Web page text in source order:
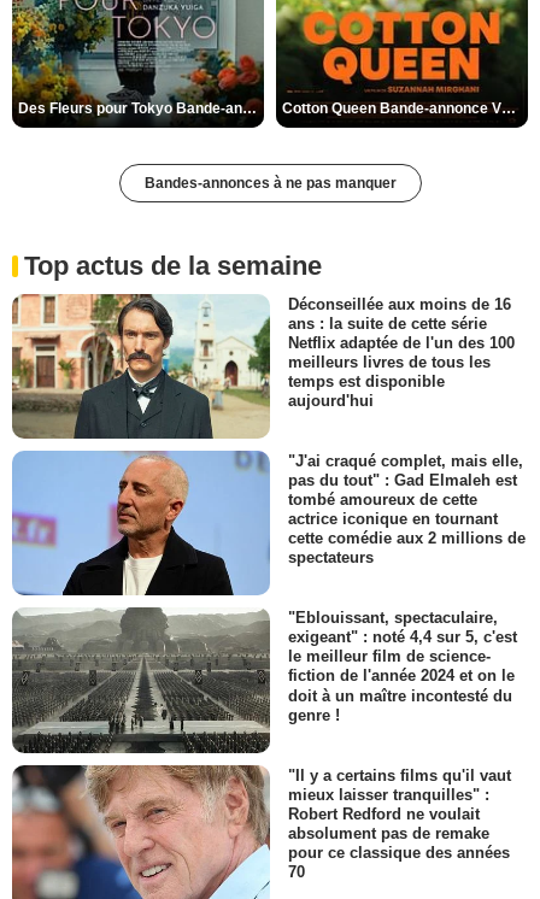
Des Fleurs pour Tokyo Bande-annonce VO STFR Cotton Queen Bande-annonce VO STFR
Bandes-annonces à ne pas manquer
Top actus de la semaine
Déconseillée aux moins de 16
ans : la suite de cette série
Netflix adaptée de l'un des 100
meilleurs livres de tous les
temps est disponible
aujourd'hui
"J'ai craqué complet, mais elle,
pas du tout" : Gad Elmaleh est
tombé amoureux de cette
actrice iconique en tournant
cette comédie aux 2 millions de
spectateurs
"Eblouissant, spectaculaire,
exigeant" : noté 4,4 sur 5, c'est
le meilleur film de science-
fiction de l'année 2024 et on le
doit à un maître incontesté du
genre !
"Il y a certains films qu'il vaut
mieux laisser tranquilles" :
Robert Redford ne voulait
absolument pas de remake
pour ce classique des années
70